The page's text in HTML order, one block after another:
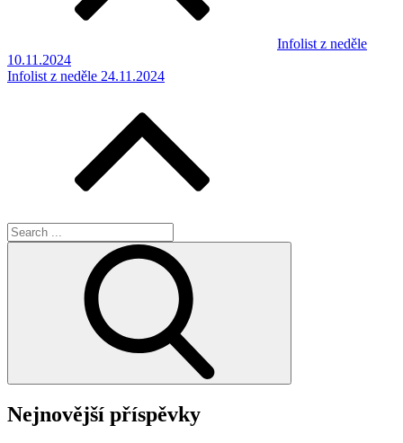
Infolist z neděle
10.11.2024
Infolist z neděle 24.11.2024
Search
for:
Nejnovější příspěvky